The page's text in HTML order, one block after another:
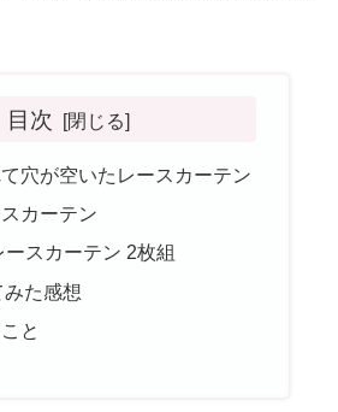
目次
穴が空いたレースカーテン
カーテン
ースカーテン 2枚組
た感想
と